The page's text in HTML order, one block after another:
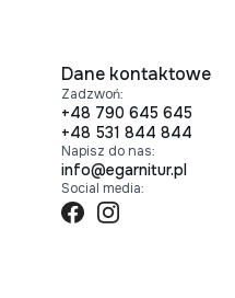
Dane kontaktowe
Zadzwoń:
+48 790 645 645
+48 531 844 844
Napisz do nas:
info@egarnitur.pl
Social media: